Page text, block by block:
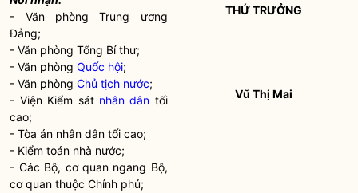
- Văn phòng Trung ương
Đảng;
- Văn phòng Tổng Bí thư;
- Văn phòngQuốc hội;
- Văn phòngChủ tịch nước;
- Viện Kiểm sát nhân dân tối
cao;
- Tòa án nhân dân tối cao;
- Kiểm toán nhà nước;
- Các Bộ, cơ quan ngang Bộ,
cơ quan thuộc Chính phủ;
THỨ TRƯỞNG
Vũ Thị Mai